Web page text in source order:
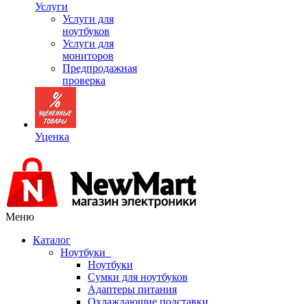
Услуги
Услуги для
ноутбуков
Услуги для
мониторов
Предпродажная
проверка
Уценка
Меню
Каталог
Ноутбуки
Ноутбуки
Сумки для ноутбуков
Адаптеры питания
Охлаждающие подставки